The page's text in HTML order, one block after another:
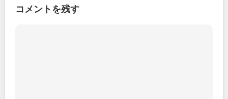
コメントを残す